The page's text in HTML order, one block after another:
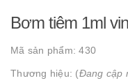
Bơm tiêm 1ml
Mã sản phẩm:430
Thương hiệu: (Đang cập